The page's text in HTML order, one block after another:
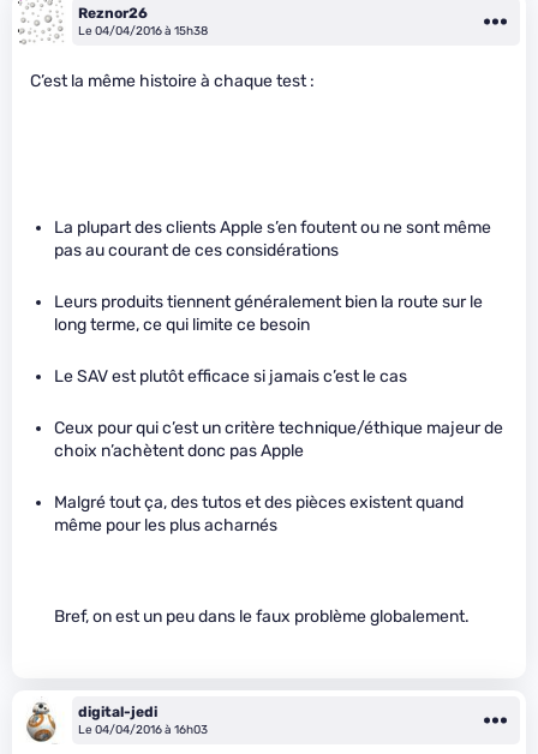
Reznor26
Le 04/04/2016 à 15h38
C’est la même histoire à chaque test :
La plupart des clients Apple s’en foutent ou ne sont même
pas au courant de ces considérations
Leurs produits tiennent généralement bien la route sur le
long terme, ce qui limite ce besoin
Le SAV est plutôt efficace si jamais c’est le cas
Ceux pour qui c’est un critère technique/éthique majeur de
choix n’achètent donc pas Apple
Malgré tout ça, des tutos et des pièces existent quand
même pour les plus acharnés
Bref, on est un peu dans le faux problème globalement.
digital-jedi
Le 04/04/2016 à 16h03